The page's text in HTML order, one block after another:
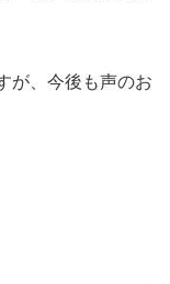
が、今後も声のお